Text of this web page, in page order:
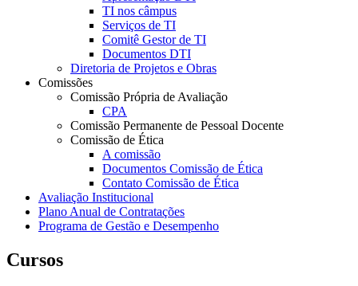
TI nos câmpus
Serviços de TI
Comitê Gestor de TI
Documentos DTI
Diretoria de Projetos e Obras
Comissões
Comissão Própria de Avaliação
CPA
Comissão Permanente de Pessoal Docente
Comissão de Ética
A comissão
Documentos Comissão de Ética
Contato Comissão de Ética
Avaliação Institucional
Plano Anual de Contratações
Programa de Gestão e Desempenho
Cursos